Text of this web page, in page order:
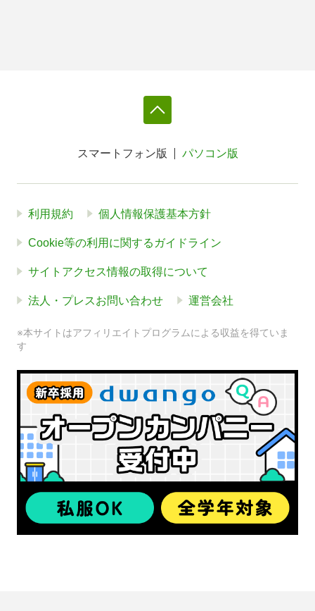
スマートフォン版 パソコン版
利用規約 個人情報保護基本方針
Cookie等の利用に関するガイドライン
サイトアクセス情報の取得について
法人・プレスお問い合わせ 運営会社
※本サイトはアフィリエイトプログラムによる収益を得ていま
す